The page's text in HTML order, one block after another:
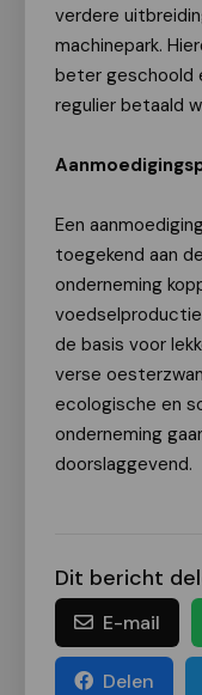
verdere
machinepark.
beter geschoold
regulier betaald
Een
toegekend aan
onderneming
de basis voor
verse
ecologische en
onderneming
doorslaggevend.
Dit bericht
E-mail
Delen